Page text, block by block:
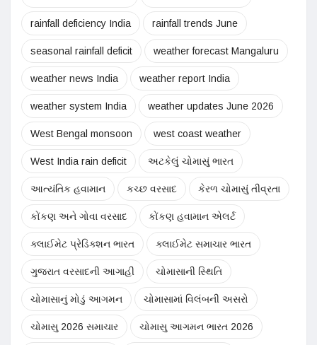
rainfall deficiency India rainfall trends June
seasonal rainfall deficit weather forecast Mangaluru
weather news India weather report India
weather system India weather updates June 2026
West Bengal monsoon west coast weather
West India rain deficit અટકેલું ચોમાસું ભારત
આત્યંતિક હવામાન કચ્છ વરસાદ કેરળ ચોમાસું તીવ્રતા
કોંકણ અને ગોવા વરસાદ કોંકણ હવામાન એલર્ટ
ક્લાઈમેટ પ્રેડિક્શન ભારત ક્લાઈમેટ સમાચાર ભારત
ગુજરાત વરસાદની આગાહી ચોમાસાની સ્થિતિ
ચોમાસાનું મોડું આગમન ચોમાસામાં વિલંબની અસરો
ચોમાસુ 2026 સમાચાર ચોમાસુ આગમન ભારત 2026